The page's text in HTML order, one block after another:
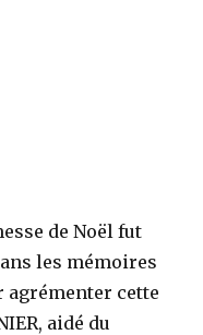
de Noël fut
les mémoires
agrémenter cette
aidé du